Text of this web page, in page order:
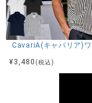
CavariA(キャバリア)
¥3,480 (税込)